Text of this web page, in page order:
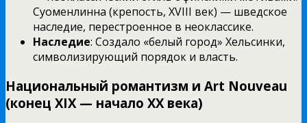
Суоменлинна (крепость, XVIII век) — шведское
наследие, перестроенное в неоклассике.
Наследие: Создало «белый город» Хельсинки,
символизирующий порядок и власть.
Национальный романтизм и Art Nouveau
(конец XIX — начало XX века)